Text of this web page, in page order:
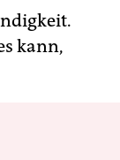
kann,